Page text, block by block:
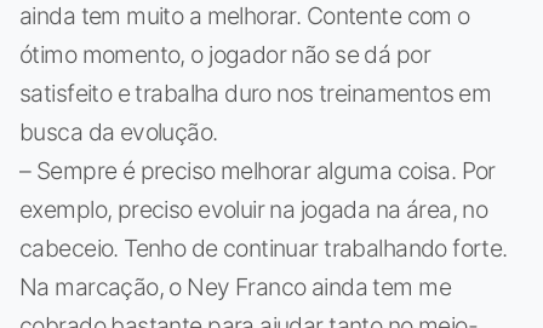
ainda tem muito a melhorar. Contente com o
ótimo momento, o jogador não se dá por
satisfeito e trabalha duro nos treinamentos em
busca da evolução.
– Sempre é preciso melhorar alguma coisa. Por
exemplo, preciso evoluir na jogada na área, no
cabeceio. Tenho de continuar trabalhando forte.
Na marcação, o Ney Franco ainda tem me